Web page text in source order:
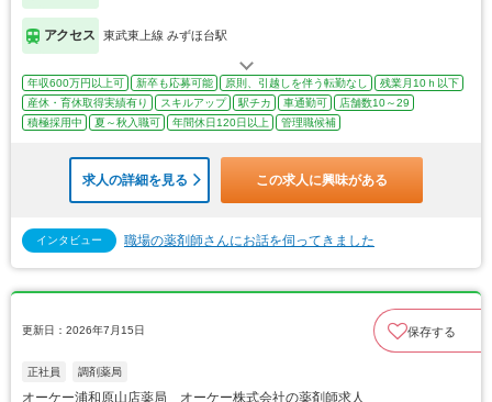
アクセス 東武東上線 みずほ台駅
年収600万円以上可 新卒も応募可能 原則、引越しを伴う転勤なし
残業月10ｈ以下
産休・育休取得実績有り
スキルアップ 駅チカ 車通勤可
店舗数10～29
積極採用中
夏～秋入職可 年間休日120日以上 管理職候補
求人の詳細を見る この求人に興味がある
インタビュー 職場の薬剤師さんにお話を伺ってきました
更新日：2026年7月15日 保存する
正社員 調剤薬局
オーケー浦和原山店薬局 オーケー株式会社の薬剤師求人